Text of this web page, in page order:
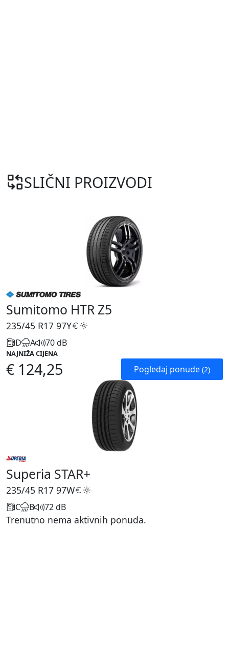
SLIČNI PROIZVODI
Sumitomo HTR Z5
235/45 R17 97Y
D A 70 dB
NAJNIŽA CIJENA
€ 124,25 Pogledaj ponude (2)
Superia STAR+
235/45 R17 97W
C B 72 dB
Trenutno nema aktivnih ponuda.